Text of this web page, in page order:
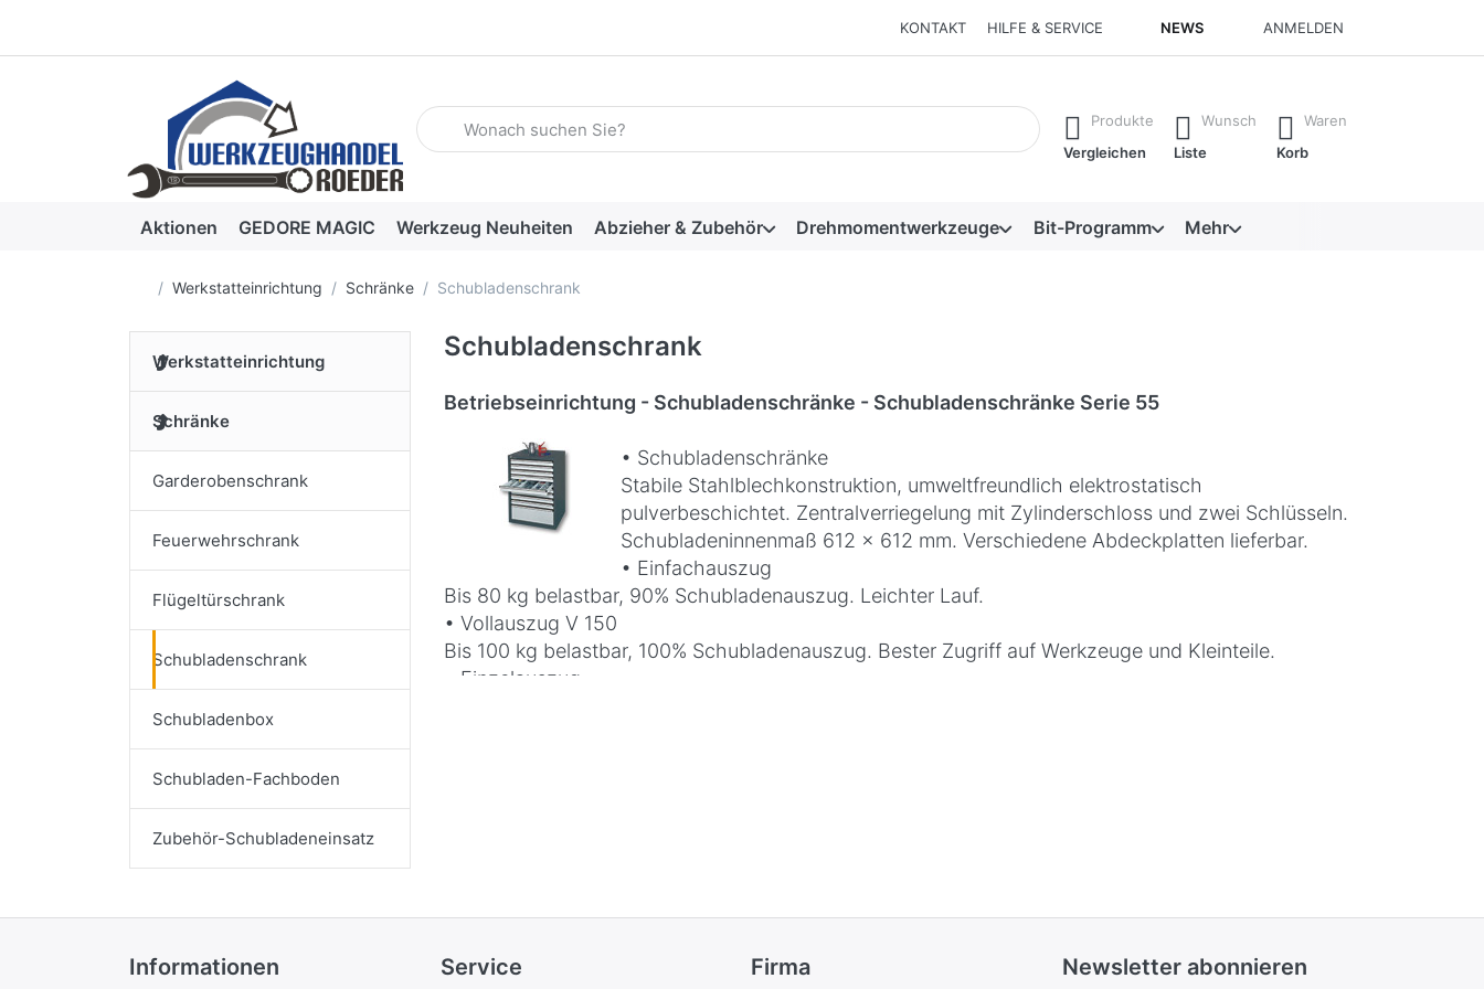
KONTAKT HILFE & SERVICE NEWS ANMELDEN
Geben Sie einen Suchbegriff ein. Während Sie tippen, erscheinen automatisch erste Ergebnisse. Drücken Sie die Eingabetaste, um alle
Produkte
Vergleichen
Wunsch
Liste
Waren
Korb
Aktionen GEDORE MAGIC Werkzeug Neuheiten Abzieher & Zubehör Drehmomentwerkzeuge Bit-Programm Mehr
Startseite
Werkstatteinrichtung Schränke Schubladenschrank
Werkstatteinrichtung
Schränke
Garderobenschrank
Feuerwehrschrank
Flügeltürschrank
Schubladenschrank
Schubladenbox
Schubladen-Fachboden
Zubehör-Schubladeneinsatz
Schubladenschrank
Betriebseinrichtung - Schubladenschränke - Schubladenschränke Serie 55
• Schubladenschränke
Stabile Stahlblechkonstruktion, umweltfreundlich elektrostatisch
pulverbeschichtet. Zentralverriegelung mit Zylinderschloss und zwei Schlüsseln.
Schubladeninnenmaß 612 x 612 mm. Verschiedene Abdeckplatten lieferbar.
• Einfachauszug
Bis 80 kg belastbar, 90% Schubladenauszug. Leichter Lauf.
• Vollauszug V 150
Bis 100 kg belastbar, 100% Schubladenauszug. Bester Zugriff auf Werkzeuge und Kleinteile.
• Einzelauszug
Informationen Service Firma Newsletter abonnieren